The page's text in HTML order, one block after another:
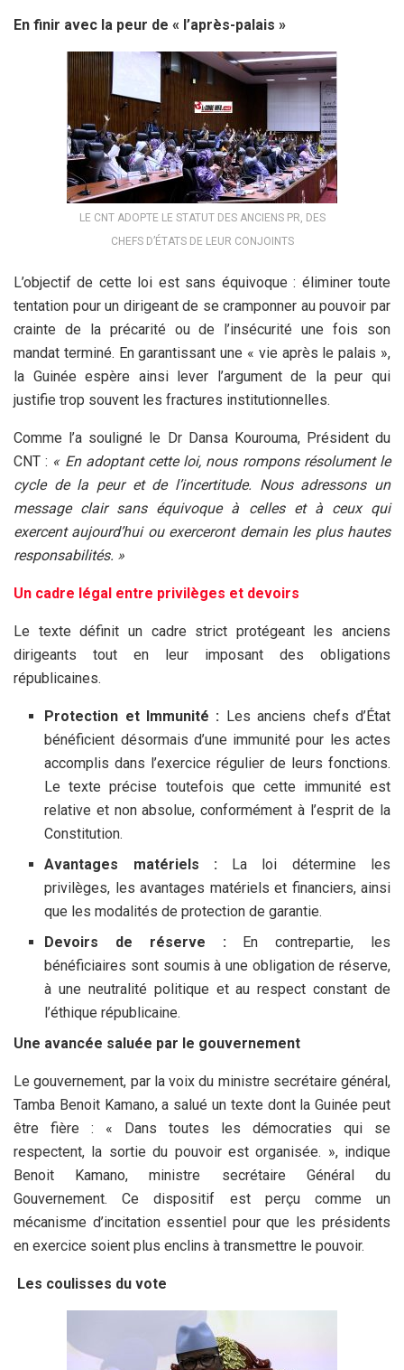
En finir avec la peur de « l’après-palais »
LE CNT ADOPTE LE STATUT DES ANCIENS PR, DES
CHEFS D’ÉTATS DE LEUR CONJOINTS
L’objectif de cette loi est sans équivoque : éliminer toute
tentation pour un dirigeant de se cramponner au pouvoir par
crainte de la précarité ou de l’insécurité une fois son
mandat terminé. En garantissant une « vie après le palais »,
la Guinée espère ainsi lever l’argument de la peur qui
justifie trop souvent les fractures institutionnelles.
Comme l’a souligné le Dr Dansa Kourouma, Président du
CNT : « En adoptant cette loi, nous rompons résolument le
cycle de la peur et de l’incertitude. Nous adressons un
message clair sans équivoque à celles et à ceux qui
exercent aujourd’hui ou exerceront demain les plus hautes
responsabilités. »
Un cadre légal entre privilèges et devoirs
Le texte définit un cadre strict protégeant les anciens
dirigeants tout en leur imposant des obligations
républicaines.
Protection et Immunité : Les anciens chefs d’État
bénéficient désormais d’une immunité pour les actes
accomplis dans l’exercice régulier de leurs fonctions.
Le texte précise toutefois que cette immunité est
relative et non absolue, conformément à l’esprit de la
Constitution.
Avantages matériels :La loi détermine les
privilèges, les avantages matériels et financiers, ainsi
que les modalités de protection de garantie.
Devoirs de réserve :En contrepartie, les
bénéficiaires sont soumis à une obligation de réserve,
à une neutralité politique et au respect constant de
l’éthique républicaine.
Une avancée saluée par le gouvernement
Le gouvernement, par la voix du ministre secrétaire général,
Tamba Benoit Kamano, a salué un texte dont la Guinée peut
être fière : « Dans toutes les démocraties qui se
respectent, la sortie du pouvoir est organisée. », indique
Benoit Kamano, ministre secrétaire Général du
Gouvernement. Ce dispositif est perçu comme un
mécanisme d’incitation essentiel pour que les présidents
en exercice soient plus enclins à transmettre le pouvoir.
Les coulisses du vote